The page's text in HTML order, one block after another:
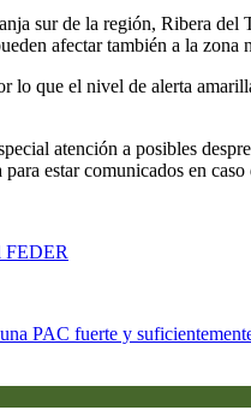
sur de la región, Ribera
afectar también a la
que el nivel de alerta
atención a posibles
estar comunicados en
FEDER
PAC fuerte y